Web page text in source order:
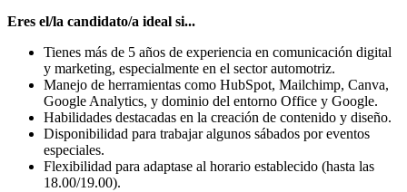
Eres el/la candidato/a ideal si...
Tienes más de 5 años de experiencia en comunicación digital
y marketing, especialmente en el sector automotriz.
Manejo de herramientas como HubSpot, Mailchimp, Canva,
Google Analytics, y dominio del entorno Office y Google.
Habilidades destacadas en la creación de contenido y diseño.
Disponibilidad para trabajar algunos sábados por eventos
especiales.
Flexibilidad para adaptase al horario establecido (hasta las
18.00/19.00).